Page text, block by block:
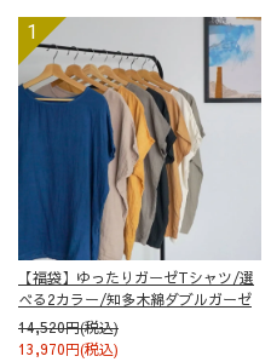
【福袋】ゆったりガーゼTシャツ/選
べる2カラー/知多木綿ダブルガーゼ
14,520円(税込)
13,970円(税込)